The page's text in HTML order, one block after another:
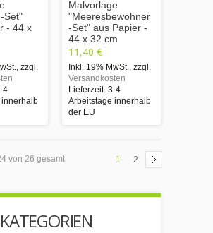
Set"
- 44 x
, zzgl.
4
Malvorlage
"Meeresbewohner
-Set" aus Papier -
44 x 32 cm
11,40 €
Inkl. 19% MwSt., zzgl.
Versandkosten
Lieferzeit: 3-4
Arbeitstage innerhalb
der EU
von 26 gesamt 1 2